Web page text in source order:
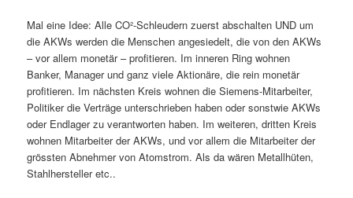
Mal eine Idee: Alle CO²-Schleudern zuerst abschalten UND um
die AKWs werden die Menschen angesiedelt, die von den AKWs
– vor allem monetär – profitieren. Im inneren Ring wohnen
Banker, Manager und ganz viele Aktionäre, die rein monetär
profitieren. Im nächsten Kreis wohnen die Siemens-Mitarbeiter,
Politiker die Verträge unterschrieben haben oder sonstwie AKWs
oder Endlager zu verantworten haben. Im weiteren, dritten Kreis
wohnen Mitarbeiter der AKWs, und vor allem die Mitarbeiter der
grössten Abnehmer von Atomstrom. Als da wären Metallhüten,
Stahlhersteller etc..